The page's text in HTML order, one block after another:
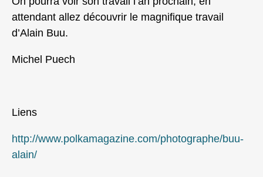
attendant allez découvrir le magnifique travail
d’Alain Buu.
Michel Puech
Liens
http://www.polkamagazine.com/photographe/buu-
alain/